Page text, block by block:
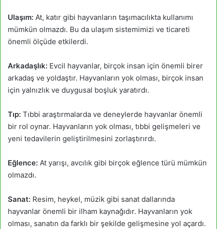
Ulaşım: At, katır gibi hayvanların taşımacılıkta kullanımı
mümkün olmazdı. Bu da ulaşım sistemimizi ve ticareti
önemli ölçüde etkilerdi.
Arkadaşlık: Evcil hayvanlar, birçok insan için önemli birer
arkadaş ve yoldaştır. Hayvanların yok olması, birçok insan
için yalnızlık ve duygusal boşluk yaratırdı.
Tıp: Tıbbi araştırmalarda ve deneylerde hayvanlar önemli
bir rol oynar. Hayvanların yok olması, tıbbi gelişmeleri ve
yeni tedavilerin geliştirilmesini zorlaştırırdı.
Eğlence: At yarışı, avcılık gibi birçok eğlence türü mümkün
olmazdı.
Sanat: Resim, heykel, müzik gibi sanat dallarında
hayvanlar önemli bir ilham kaynağıdır. Hayvanların yok
olması, sanatın da farklı bir şekilde gelişmesine yol açardı.